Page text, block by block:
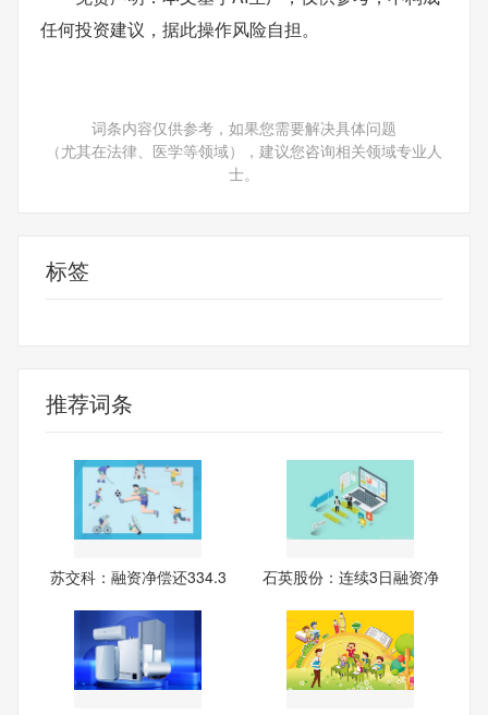
任何投资建议，据此操作风险自担。
词条内容仅供参考，如果您需要解决具体问题
（尤其在法律、医学等领域），建议您咨询相关领域专业人
士。
标签
推荐词条
苏交科：融资净偿还334.3
石英股份：连续3日融资净